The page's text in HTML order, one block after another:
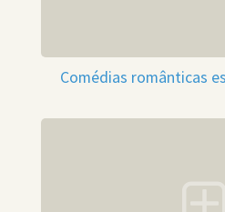
Comédias românticas